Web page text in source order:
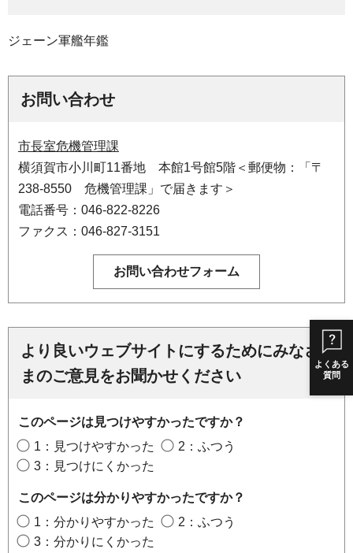
よくある
質問
ジェーン軍艦年鑑
お問い合わせ
市長室危機管理課
横須賀市小川町11番地 本館1号館5階＜郵便物：「〒
238-8550 危機管理課」で届きます＞
電話番号：046-822-8226
ファクス：046-827-3151
より良いウェブサイトにするためにみなさ
まのご意見をお聞かせください
このページは見つけやすかったですか？
1：見つけやすかった
2：ふつう
3：見つけにくかった
このページは分かりやすかったですか？
1：分かりやすかった
2：ふつう
3：分かりにくかった